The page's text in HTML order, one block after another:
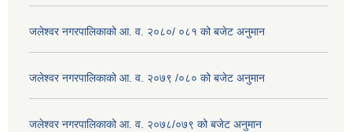
जलेश्वर नगरपालिकाको आ. व. २०८०/ ०८१ को बजेट अनुमान
जलेश्वर नगरपालिकाको आ. व. २०७९ /०८० को बजेट अनुमान
जलेश्वर नगरपालिकाको आ. व. २०७८/०७९ को बजेट अनुमान